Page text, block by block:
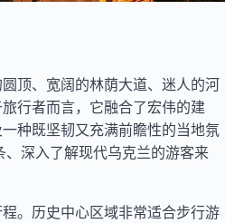
顶、宽阔的林荫大道、迷人的河
行者而言，它融合了宏伟的建
种既坚韧又充满前瞻性的当地氛
深入了解现代乌克兰的游客来
。历史中心区域非常适合步行游